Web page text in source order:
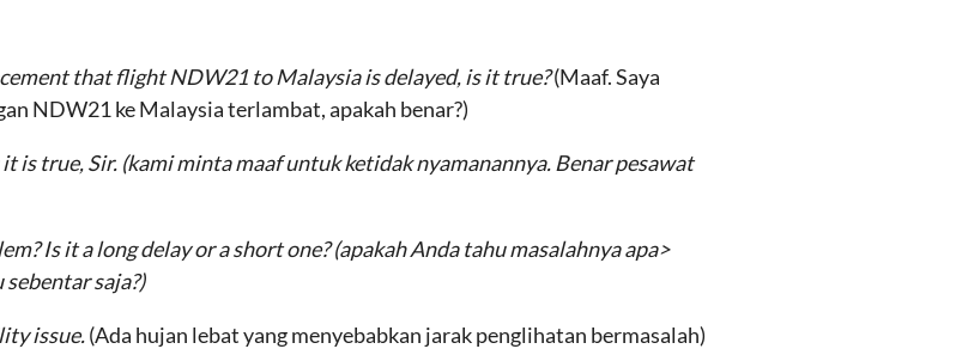
that flight NDW21 to Malaysia is delayed, is it true?(Maaf. Saya
NDW21 ke Malaysia terlambat, apakah benar?)
is true, Sir. (kami minta maaf untuk ketidak nyamanannya. Benar pesawat
Is it a long delay or a short one?(apakah Anda tahu masalahnya apa>
saja?)
issue.(Ada hujan lebat yang menyebabkan jarak penglihatan bermasalah)